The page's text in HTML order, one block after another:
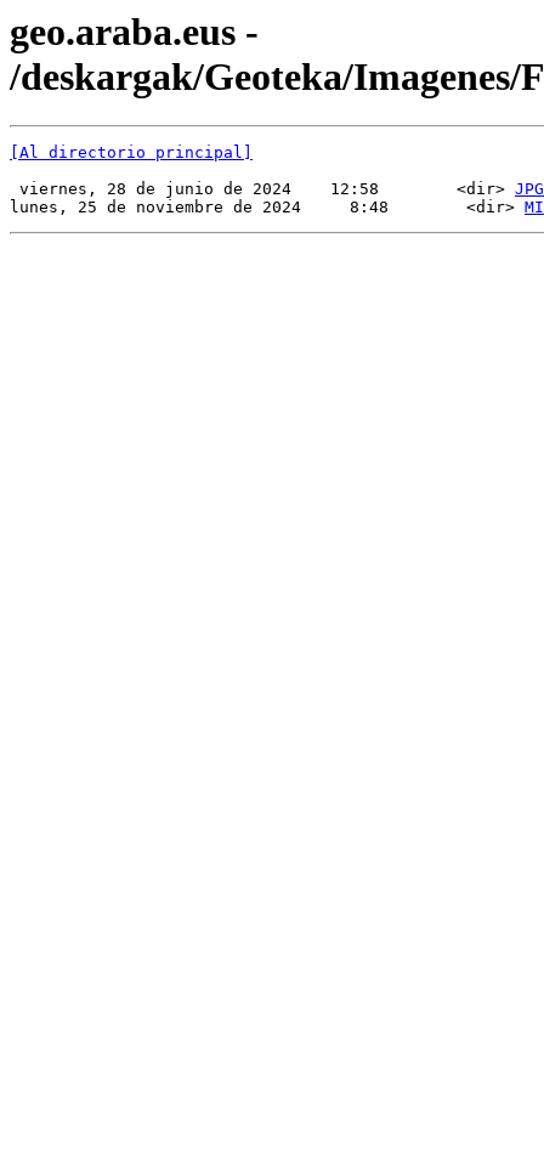
geo.araba.eus -
/deskargak/Geoteka/Imagenes/
[Al directorio principal]
viernes, 28 de junio de 2024    12:58        <dir> JPG
lunes, 25 de noviembre de 2024     8:48        <dir>